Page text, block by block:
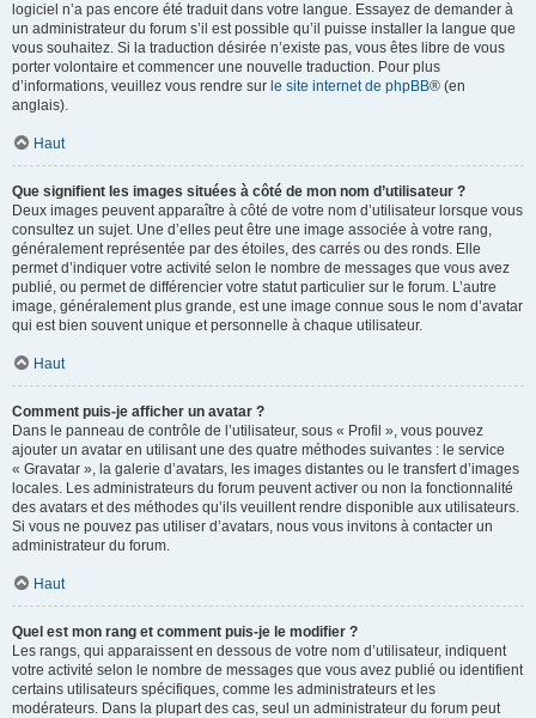
logiciel n’a pas encore été traduit dans votre langue. Essayez de demander à
un administrateur du forum s’il est possible qu’il puisse installer la langue que
vous souhaitez. Si la traduction désirée n’existe pas, vous êtes libre de vous
porter volontaire et commencer une nouvelle traduction. Pour plus
d’informations, veuillez vous rendre sur le site internet de phpBB® (en
anglais).
Haut
Que signifient les images situées à côté de mon nom d’utilisateur ?
Deux images peuvent apparaître à côté de votre nom d’utilisateur lorsque vous
consultez un sujet. Une d’elles peut être une image associée à votre rang,
généralement représentée par des étoiles, des carrés ou des ronds. Elle
permet d’indiquer votre activité selon le nombre de messages que vous avez
publié, ou permet de différencier votre statut particulier sur le forum. L’autre
image, généralement plus grande, est une image connue sous le nom d’avatar
qui est bien souvent unique et personnelle à chaque utilisateur.
Haut
Comment puis-je afficher un avatar ?
Dans le panneau de contrôle de l’utilisateur, sous « Profil », vous pouvez
ajouter un avatar en utilisant une des quatre méthodes suivantes : le service
« Gravatar », la galerie d’avatars, les images distantes ou le transfert d’images
locales. Les administrateurs du forum peuvent activer ou non la fonctionnalité
des avatars et des méthodes qu’ils veuillent rendre disponible aux utilisateurs.
Si vous ne pouvez pas utiliser d’avatars, nous vous invitons à contacter un
administrateur du forum.
Haut
Quel est mon rang et comment puis-je le modifier ?
Les rangs, qui apparaissent en dessous de votre nom d’utilisateur, indiquent
votre activité selon le nombre de messages que vous avez publié ou identifient
certains utilisateurs spécifiques, comme les administrateurs et les
modérateurs. Dans la plupart des cas, seul un administrateur du forum peut